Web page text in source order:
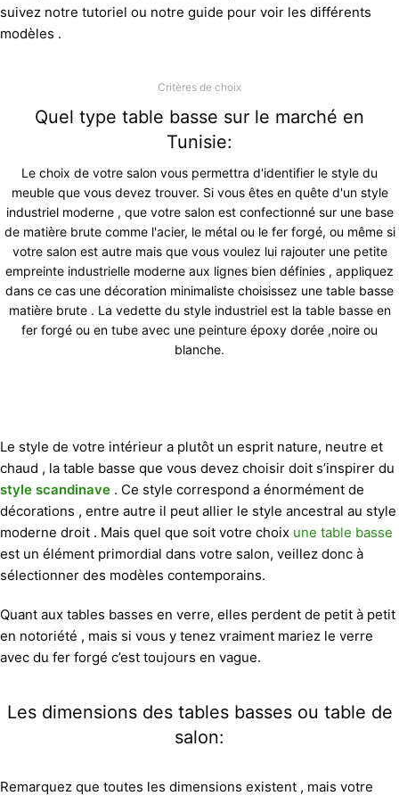
suivez notre tutoriel ou notre guide pour voir les différents
modèles .
Critères de choix
Quel type table basse sur le marché en
Tunisie:
Le choix de votre salon vous permettra d'identifier le style du
meuble que vous devez trouver. Si vous êtes en quête d'un style
industriel moderne , que votre salon est confectionné sur une base
de matière brute comme l'acier, le métal ou le fer forgé, ou même si
votre salon est autre mais que vous voulez lui rajouter une petite
empreinte industrielle moderne aux lignes bien définies , appliquez
dans ce cas une décoration minimaliste choisissez une table basse
matière brute . La vedette du style industriel est la table basse en
fer forgé ou en tube avec une peinture époxy dorée ,noire ou
blanche.
Le style de votre intérieur a plutôt un esprit nature, neutre et
chaud , la table basse que vous devez choisir doit s’inspirer du
style scandinave . Ce style correspond a énormément de
décorations , entre autre il peut allier le style ancestral au style
moderne droit . Mais quel que soit votre choix une table basse
est un élément primordial dans votre salon, veillez donc à
sélectionner des modèles contemporains.
Quant aux tables basses en verre, elles perdent de petit à petit
en notoriété , mais si vous y tenez vraiment mariez le verre
avec du fer forgé c’est toujours en vague.
Les dimensions des tables basses ou table de
salon:
Remarquez que toutes les dimensions existent , mais votre